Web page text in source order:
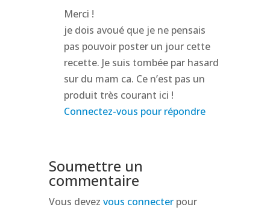
Merci !
je dois avoué que je ne pensais
pas pouvoir poster un jour cette
recette. Je suis tombée par hasard
sur du mam ca. Ce n’est pas un
produit très courant ici !
Connectez-vous pour répondre
Soumettre un
commentaire
Vous devez vous connecterpour